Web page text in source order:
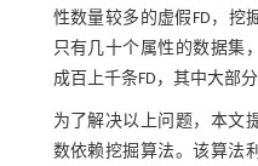
性数量较多的虚假FD，挖
只有几十个属性的数据集
成百上千条FD，其中大部
为了解决以上问题，本文
数依赖挖掘算法。该算法